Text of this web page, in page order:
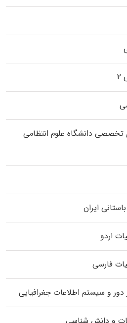
داﻧﺸﮕﺎه ﻋﻠﻮم انتظامی
ایران
اردو
فارسی
و سیستم اطلاعات جغرافیایی